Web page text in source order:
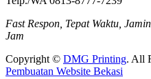
Fast Respon, Tepat Waktu,
Jam
Copyright © DMG Printing. All
Pembuatan Website Bekasi